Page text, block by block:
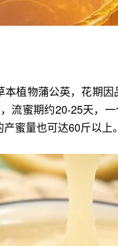
植物蒲公英，花期
流蜜期约20-25天，
蜜量也可达60斤以上。